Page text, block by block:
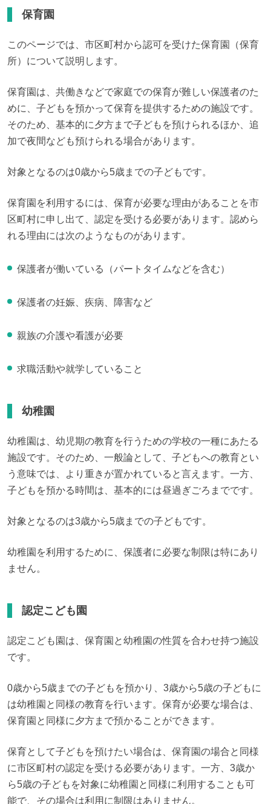
保育園
このページでは、市区町村から認可を受けた保育園（保育
所）について説明します。
保育園は、共働きなどで家庭での保育が難しい保護者のた
めに、子どもを預かって保育を提供するための施設です。
そのため、基本的に夕方まで子どもを預けられるほか、追
加で夜間なども預けられる場合があります。
対象となるのは0歳から5歳までの子どもです。
保育園を利用するには、保育が必要な理由があることを市
区町村に申し出て、認定を受ける必要があります。認めら
れる理由には次のようなものがあります。
保護者が働いている（パートタイムなどを含む）
保護者の妊娠、疾病、障害など
親族の介護や看護が必要
求職活動や就学していること
幼稚園
幼稚園は、幼児期の教育を行うための学校の一種にあたる
施設です。そのため、一般論として、子どもへの教育とい
う意味では、より重きが置かれていると言えます。一方、
子どもを預かる時間は、基本的には昼過ぎごろまでです。
対象となるのは3歳から5歳までの子どもです。
幼稚園を利用するために、保護者に必要な制限は特にあり
ません。
認定こども園
認定こども園は、保育園と幼稚園の性質を合わせ持つ施設
です。
0歳から5歳までの子どもを預かり、3歳から5歳の子どもに
は幼稚園と同様の教育を行います。保育が必要な場合は、
保育園と同様に夕方まで預かることができます。
保育として子どもを預けたい場合は、保育園の場合と同様
に市区町村の認定を受ける必要があります。一方、3歳か
ら5歳の子どもを対象に幼稚園と同様に利用することも可
能で、その場合は利用に制限はありません。